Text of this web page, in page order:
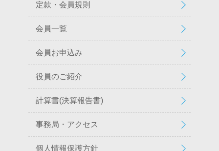
定款・会員規則
会員一覧
会員お申込み
役員のご紹介
計算書(決算報告書)
事務局・アクセス
個人情報保護方針